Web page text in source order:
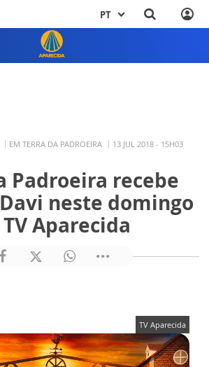
PT
EM TERRA DA PADROEIRA 13 JUL 2018 - 15H03
Padroeira recebe
neste domingo
Aparecida
TV Aparecida